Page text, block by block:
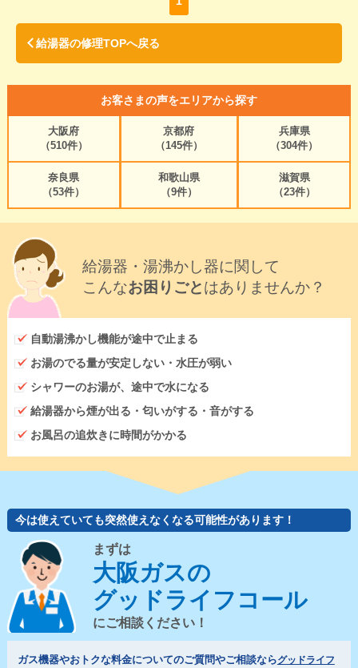
給湯器の修理TOPへ戻る
お客さまの声をエリアから探す
大阪府
（510件）
京都府
（145件）
兵庫県
（304件）
奈良県
（53件）
和歌山県
（9件）
滋賀県
（23件）
給湯器・湯沸かし器に関して
こんなお困りごとはありませんか？
自動湯沸かし機能が途中で止まる
お湯のでる量が安定しない・水圧が弱い
シャワーのお湯が、途中で水になる
給湯器から煙が出る・匂いがする・音がする
お風呂の追炊きに時間がかかる
今は使えていても突然使えなくなる可能性があります！
まずは
大阪ガスの
グッドライフコール
にご相談ください！
ガス機器やおトクな料金についてのご質問やご相談ならグッドライフ